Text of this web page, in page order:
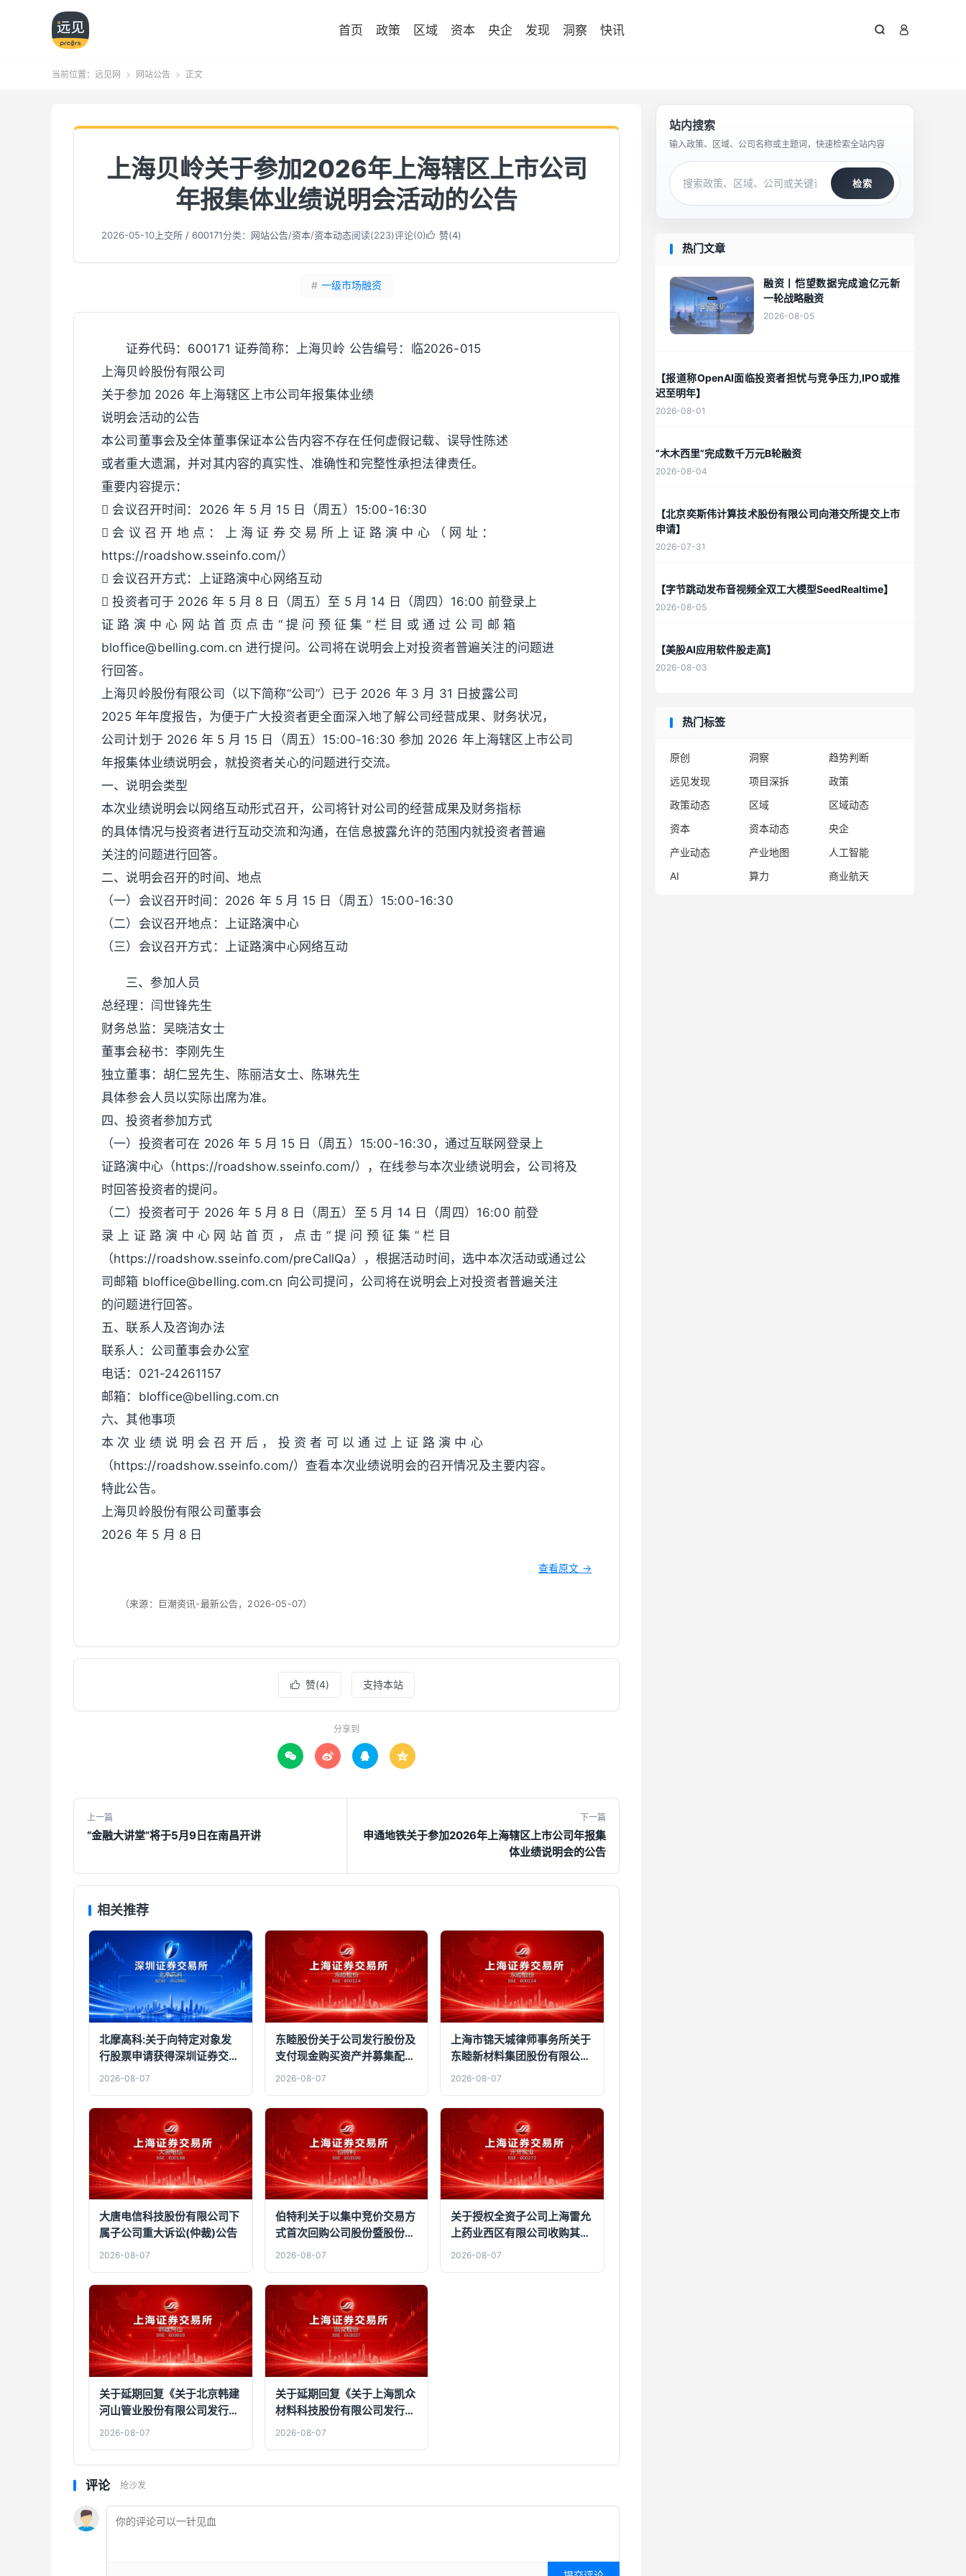
首页 政策 区域 资本 央企 发现 洞察 快讯  
当前位置： 远见网  网站公告  正文
上海贝岭关于参加2026年上海辖区上市公司
年报集体业绩说明会活动的公告
2026-05-10 上交所 / 600171分类： 网站公告/资本/资本动态阅读(223)评论(0) 赞(4)
# 一级市场融资
证券代码：600171 证券简称：上海贝岭 公告编号：临2026-015
上海贝岭股份有限公司
关于参加 2026 年上海辖区上市公司年报集体业绩
说明会活动的公告
本公司董事会及全体董事保证本公告内容不存在任何虚假记载、误导性陈述
或者重大遗漏，并对其内容的真实性、准确性和完整性承担法律责任。
重要内容提示：
 会议召开时间：2026 年 5 月 15 日（周五）15:00-16:30
 会 议 召 开 地 点 ： 上 海 证 券 交 易 所 上 证 路 演 中 心 （ 网 址 ：
https://roadshow.sseinfo.com/）
 会议召开方式：上证路演中心网络互动
 投资者可于 2026 年 5 月 8 日（周五）至 5 月 14 日（周四）16:00 前登录上
证 路 演 中 心 网 站 首 页 点 击 “ 提 问 预 征 集 ” 栏 目 或 通 过 公 司 邮 箱
bloffice@belling.com.cn 进行提问。公司将在说明会上对投资者普遍关注的问题进
行回答。
上海贝岭股份有限公司（以下简称“公司”）已于 2026 年 3 月 31 日披露公司
2025 年年度报告，为便于广大投资者更全面深入地了解公司经营成果、财务状况，
公司计划于 2026 年 5 月 15 日（周五）15:00-16:30 参加 2026 年上海辖区上市公司
年报集体业绩说明会，就投资者关心的问题进行交流。
一、说明会类型
本次业绩说明会以网络互动形式召开，公司将针对公司的经营成果及财务指标
的具体情况与投资者进行互动交流和沟通，在信息披露允许的范围内就投资者普遍
关注的问题进行回答。
二、说明会召开的时间、地点
（一）会议召开时间：2026 年 5 月 15 日（周五）15:00-16:30
（二）会议召开地点：上证路演中心
（三）会议召开方式：上证路演中心网络互动
三、参加人员
总经理：闫世锋先生
财务总监：吴晓洁女士
董事会秘书：李刚先生
独立董事：胡仁昱先生、陈丽洁女士、陈琳先生
具体参会人员以实际出席为准。
四、投资者参加方式
（一）投资者可在 2026 年 5 月 15 日（周五）15:00-16:30，通过互联网登录上
证路演中心（https://roadshow.sseinfo.com/），在线参与本次业绩说明会，公司将及
时回答投资者的提问。
（二）投资者可于 2026 年 5 月 8 日（周五）至 5 月 14 日（周四）16:00 前登
录 上 证 路 演 中 心 网 站 首 页 ， 点 击 “ 提 问 预 征 集 ” 栏 目
（https://roadshow.sseinfo.com/preCallQa），根据活动时间，选中本次活动或通过公
司邮箱 bloffice@belling.com.cn 向公司提问，公司将在说明会上对投资者普遍关注
的问题进行回答。
五、联系人及咨询办法
联系人：公司董事会办公室
电话：021-24261157
邮箱：bloffice@belling.com.cn
六、其他事项
本 次 业 绩 说 明 会 召 开 后 ， 投 资 者 可 以 通 过 上 证 路 演 中 心
（https://roadshow.sseinfo.com/）查看本次业绩说明会的召开情况及主要内容。
特此公告。
上海贝岭股份有限公司董事会
2026 年 5 月 8 日
查看原文 →
（来源：巨潮资讯-最新公告，2026-05-07）
 赞(4) 支持本站
分享到
   
上一篇
“金融大讲堂”将于5月9日在南昌开讲
下一篇
申通地铁关于参加2026年上海辖区上市公司年报集
体业绩说明会的公告
相关推荐
北摩高科:关于向特定对象发
行股票申请获得深圳证券交易
所上市审核中心审核通过的公
2026-08-07
东睦股份关于公司发行股份及
支付现金购买资产并募集配套
资金暨关联交易之标的资产过
2026-08-07
上海市锦天城律师事务所关于
东睦新材料集团股份有限公司
发行股份及支付现金购买资产
标的资产过户情况的法律意见
书
2026-08-07
大唐电信科技股份有限公司下
属子公司重大诉讼(仲裁)公告
2026-08-07
伯特利关于以集中竞价交易方
式首次回购公司股份暨股份回
购进展公告
2026-08-07
关于授权全资子公司上海雷允
上药业西区有限公司收购其控
股子公司上海雷西精益供应链
2026-08-07
关于延期回复《关于北京韩建
河山管业股份有限公司发行股
份及支付现金购买资产并募集
2026-08-07
关于延期回复《关于上海凯众
材料科技股份有限公司发行股
份及支付现金购买资产并募集
2026-08-07
评论 抢沙发
站内搜索
输入政策、区域、公司名称或主题词，快速检索全站内容
检索
热门文章
融资丨恺望数据完成逾亿元新
一轮战略融资
2026-08-05
【报道称OpenAI面临投资者担忧与竞争压力,IPO或推
迟至明年】
2026-08-01
“木木西里”完成数千万元B轮融资
2026-08-04
【北京奕斯伟计算技术股份有限公司向港交所提交上市
申请】
2026-07-31
【字节跳动发布音视频全双工大模型SeedRealtime】
2026-08-05
【美股AI应用软件股走高】
2026-08-03
热门标签
原创 洞察
趋势判断
远见发现
项目深拆
政策
政策动态
区域
区域动态
资本
资本动态
央企
产业动态
产业地图
人工智能
AI
算力 商业航天